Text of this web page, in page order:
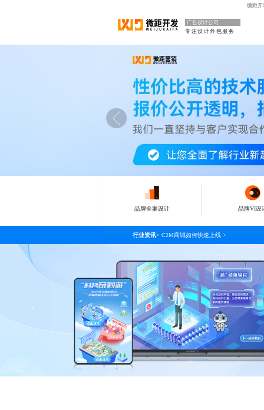
微距开
广告设计公司
专注设计外包服务
品牌全案设计 品牌VI设
行业资讯> C2M商城如何快速上线 >